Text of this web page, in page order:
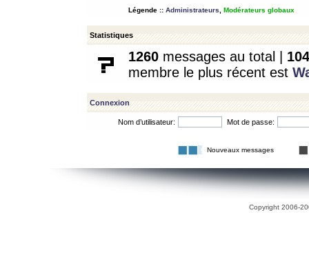
Légende :: Administrateurs Modérateurs globaux
Statistiques
1260 messages au total | 104
membre le plus récent est
Connexion
Nom d’utilisateur: Mot de passe:
Nouveaux messages
Copyright 2006-